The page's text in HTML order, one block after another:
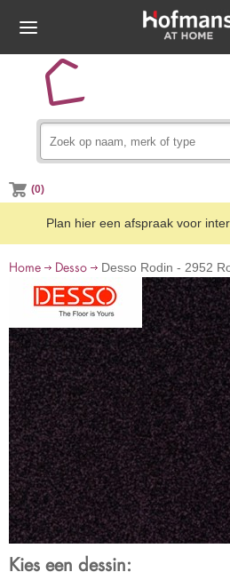
(0)
Plan hier een afspraak voor
Home Desso Desso Rodin - 2952
Kies een dessin: